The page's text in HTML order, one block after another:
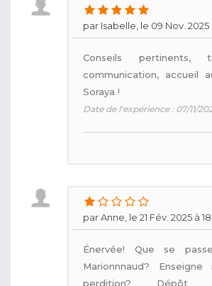
par Isabelle, le 09 Nov. 2025
Conseils pertinents,
communication, accueil
Soraya !
Date de l'expérience : 07/11/
par Anne, le 21 Fév. 2025 à
Énervée! Que se
Marionnnaud? Enseigne
perdition? Dépôt